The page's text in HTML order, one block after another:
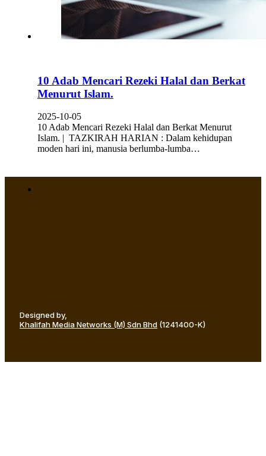
10 Adab Mencari Rezeki Halal dan Berkat
Menurut Islam.
2025-10-05
10 Adab Mencari Rezeki Halal dan Berkat Menurut
Islam. | TAZKIRAH HARIAN : Dalam kehidupan
moden hari ini, manusia berlumba-lumba…
Designed by,
Khalifah Media Networks (M) Sdn Bhd (1241400-K)